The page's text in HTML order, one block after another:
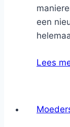
een
Lees